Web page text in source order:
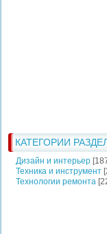
КАТЕГОРИИ
Дизайн и интерьер
Техника и инструмент
Технологии ремонта